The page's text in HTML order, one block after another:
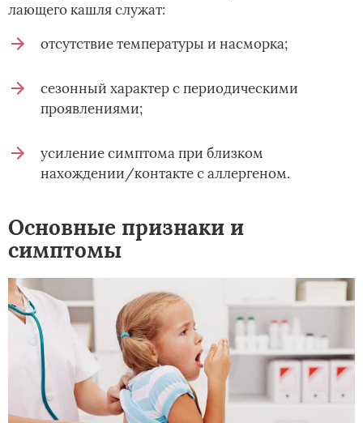
лающего кашля служат:
отсутствие температуры и насморка;
сезонный характер с периодическими
проявлениями;
усиление симптома при близком
нахождении/контакте с аллергеном.
Основные признаки и
симптомы